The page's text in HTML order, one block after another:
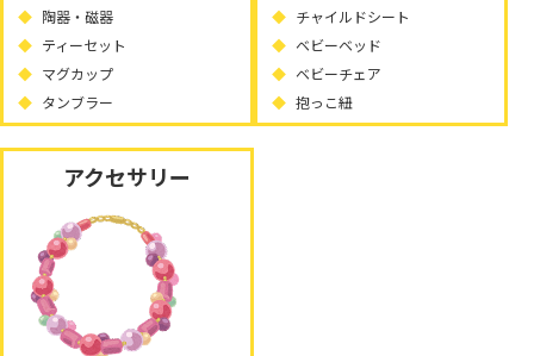
陶器・磁器
ティーセット
マグカップ
タンブラー
チャイルドシート
ベビーベッド
ベビーチェア
抱っこ紐
アクセサリー